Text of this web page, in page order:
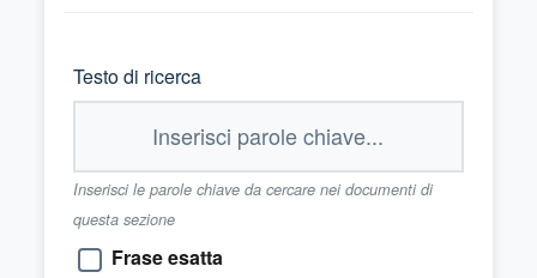
Testo di ricerca
Inserisci le parole chiave da cercare nei documenti di
questa sezione
Frase esatta